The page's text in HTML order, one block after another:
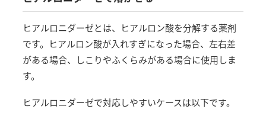
ヒアルロニダーゼとは、ヒアルロン酸を分解する薬剤
です。ヒアルロン酸が入れすぎになった場合、左右差
がある場合、しこりやふくらみがある場合に使用しま
す。
ヒアルロニダーゼで対応しやすいケースは以下です。